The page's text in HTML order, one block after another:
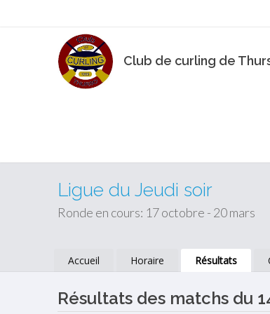
Club de curling de
Ligue du Jeudi soir
Ronde en cours: 17 octobre - 20 mars
Accueil Horaire Résultats
Résultats des matchs du